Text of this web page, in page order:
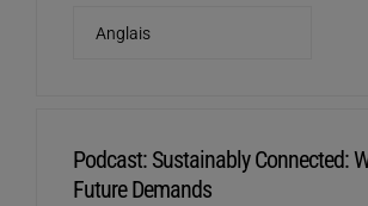
Podcast: Sustainably Connected:
Future Demands